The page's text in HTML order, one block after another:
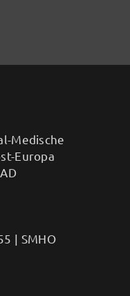
Medische
Europa
| SMHO